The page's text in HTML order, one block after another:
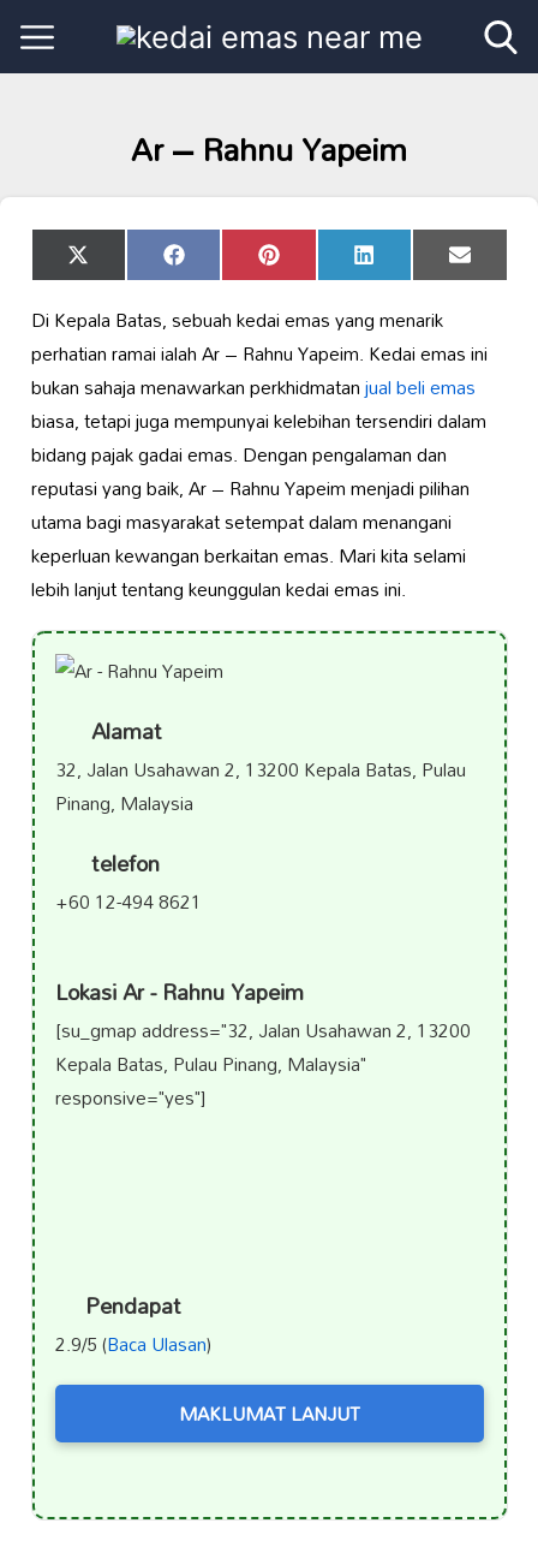
Ar – Rahnu Yapeim
Share
on
X
(Twitter)
Share
on
Facebook Share
on
Pinterest Share
on
LinkedIn Share
on
Email
Di Kepala Batas, sebuah kedai emas yang menarik
perhatian ramai ialah Ar – Rahnu Yapeim. Kedai emas ini
bukan sahaja menawarkan perkhidmatanjual beli emas
biasa, tetapi juga mempunyai kelebihan tersendiri dalam
bidang pajak gadai emas. Dengan pengalaman dan
reputasi yang baik, Ar – Rahnu Yapeim menjadi pilihan
utama bagi masyarakat setempat dalam menangani
keperluan kewangan berkaitan emas. Mari kita selami
lebih lanjut tentang keunggulan kedai emas ini.
Alamat
32, Jalan Usahawan 2, 13200 Kepala Batas, Pulau
Pinang, Malaysia
telefon
+60 12-494 8621
Lokasi Ar - Rahnu Yapeim
[su_gmap address="32, Jalan Usahawan 2, 13200
Kepala Batas, Pulau Pinang, Malaysia"
responsive="yes"]
Pendapat
2.9/5 (Baca Ulasan)
MAKLUMAT LANJUT